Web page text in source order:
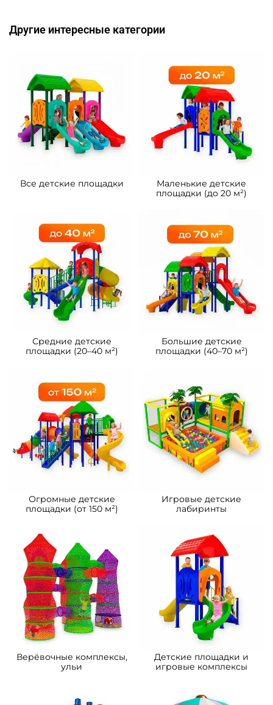
Другие интересные категории
Все детские площадки
Маленькие детские
площадки (до 20 м²)
Средние детские
площадки (20–40 м²)
Большие детские
площадки (40–70 м²)
Огромные детские
площадки (от 150 м²)
Игровые детские
лабиринты
Верёвочные комплексы,
ульи
Детские площадки и
игровые комплексы